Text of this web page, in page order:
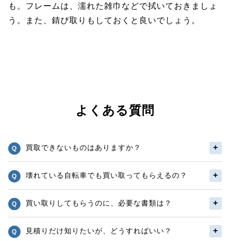
も。フレームは、濡れた雑巾などで拭いておきましょ
う。また、錆び取りもしておくと良いでしょう。
よくある質問
買取できないものはありますか？
壊れている自転車でも買い取ってもらえるの？
買い取りしてもらうのに、必要な書類は？
見積りだけ知りたいが、どうすればいい？